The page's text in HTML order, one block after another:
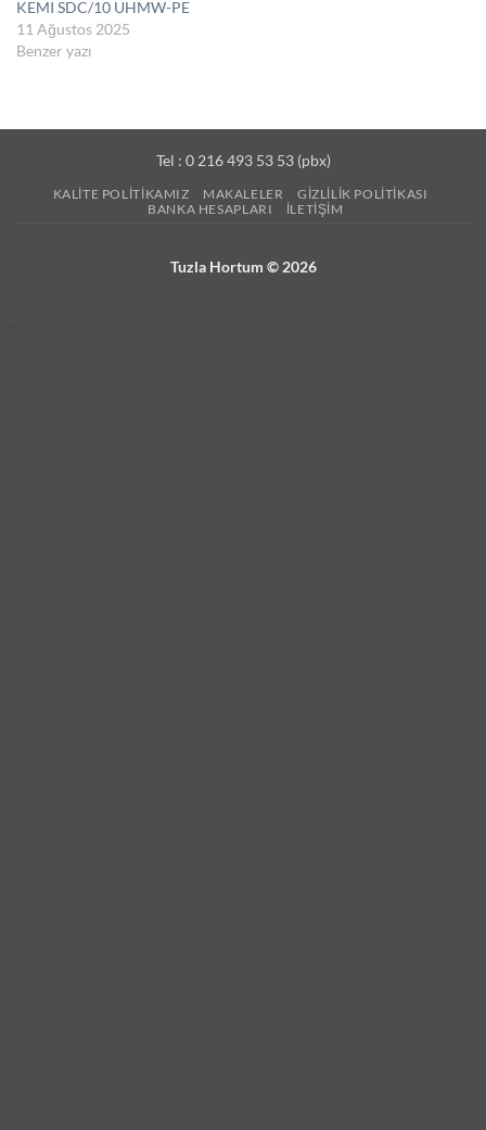
KEMI SDC/10 UHMW-PE
11 Ağustos 2025
Benzer yazı
Tel : 0 216 493 53 53 (pbx)
KALITE POLITIKAMIZ MAKALELER
GIZLILIK POLITIKASI
BANKA HESAPLARI
İLETIŞIM
Tuzla Hortum © 2026